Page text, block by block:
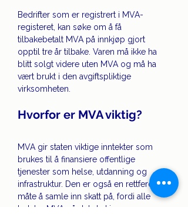
Bedrifter som er registrert i MVA-
registeret, kan søke om å få
tilbakebetalt MVA på innkjøp gjort
opptil tre år tilbake. Varen må ikke ha
blitt solgt videre uten MVA og må ha
vært brukt i den avgiftspliktige
virksomheten.
Hvorfor er MVA viktig?
MVA gir staten viktige inntekter som
brukes til å finansiere offentlige
tjenester som helse, utdanning og
infrastruktur. Den er også en rettferdig
måte å samle inn skatt på, fordi alle
betaler MVA på det de kjøper.